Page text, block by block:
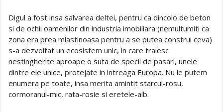
Digul a fost insa salvarea deltei, pentru ca dincolo de beton
si de ochii oamenilor din industria imobiliara (nemultumiti ca
zona era prea mlastinoasa pentru a se putea construi ceva)
s-a dezvoltat un ecosistem unic, in care traiesc
nestingherite aproape o suta de specii de pasari, unele
dintre ele unice, protejate in intreaga Europa. Nu le putem
enumera pe toate, insa merita amintit starcul-rosu,
cormoranul-mic, rata-rosie si eretele-alb.